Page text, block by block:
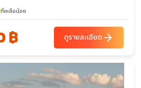
คนเดิน คาร์ทเนอร์สตรีท - ปานดอร์ฟเอา
ที่เหลือน้อย
฿ ดูรายละเอียดarrow_forward